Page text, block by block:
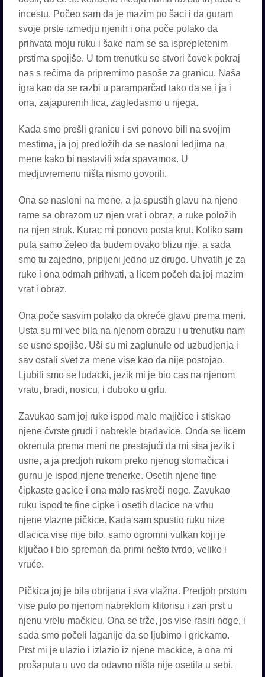
incestu. Počeo sam da je mazim po šaci i da guram
svoje prste izmedju njenih i ona poče polako da
prihvata moju ruku i šake nam se sa isprepletenim
prstima spojiše. U tom trenutku se stvori čovek pokraj
nas s rečima da pripremimo pasoše za granicu. Naša
igra kao da se razbi u paramparčad tako da se i ja i
ona, zajapurenih lica, zagledasmo u njega.
Kada smo prešli granicu i svi ponovo bili na svojim
mestima, ja joj predložih da se nasloni ledjima na
mene kako bi nastavili »da spavamo«. U
medjuvremenu ništa nismo govorili.
Ona se nasloni na mene, a ja spustih glavu na njeno
rame sa obrazom uz njen vrat i obraz, a ruke položih
na njen struk. Kurac mi ponovo posta krut. Koliko sam
puta samo želeo da budem ovako blizu nje, a sada
smo tu zajedno, pripijeni jedno uz drugo. Uhvatih je za
ruke i ona odmah prihvati, a licem počeh da joj mazim
vrat i obraz.
Ona poče sasvim polako da okreće glavu prema meni.
Usta su mi vec bila na njenom obrazu i u trenutku nam
se usne spojiše. Uši su mi zaglunule od uzbudjenja i
sav ostali svet za mene vise kao da nije postojao.
Ljubili smo se ludacki, jezik mi je bio cas na njenom
vratu, bradi, nosicu, i duboko u grlu.
Zavukao sam joj ruke ispod male majičice i stiskao
njene čvrste grudi i nabrekle bradavice. Onda se licem
okrenula prema meni ne prestajući da mi sisa jezik i
usne, a ja predjoh rukom preko njenog stomačica i
gurnu je ispod njene trenerke. Osetih njene fine
čipkaste gacice i ona malo raskreči noge. Zavukao
ruku ispod te fine cipke i osetih dlacice na vrhu
njene vlazne pičkice. Kada sam spustio ruku nize
dlacica vise nije bilo, samo ogromni vulkan koji je
ključao i bio spreman da primi nešto tvrdo, veliko i
vruće.
Pičkica joj je bila obrijana i sva vlažna. Predjoh prstom
vise puto po njenom nabreklom klitorisu i zari prst u
njenu vrelu mačkicu. Ona se trže, jos vise rasiri noge, i
sada smo počeli laganije da se ljubimo i grickamo.
Prst mi je ulazio i izlazio iz njene mackice, a ona mi
prošaputa u uvo da odavno ništa nije osetila u sebi.